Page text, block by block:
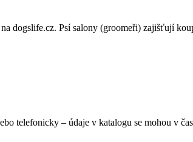
dogslife.cz. Psí salony (groomeři) zajišťují
telefonicky – údaje v katalogu se mohou v